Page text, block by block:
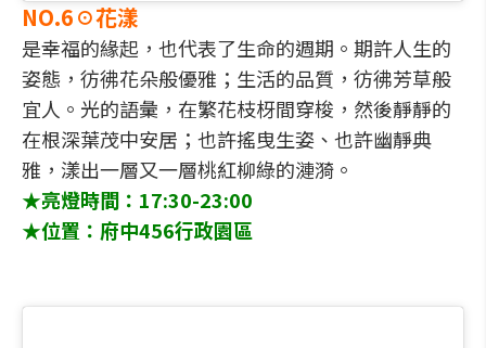
NO.6☉花漾
是幸福的緣起，也代表了生命的週期。期許人生的
姿態，彷彿花朵般優雅；生活的品質，彷彿芳草般
宜人。光的語彙，在繁花枝枒間穿梭，然後靜靜的
在根深葉茂中安居；也許搖曳生姿、也許幽靜典
雅，漾出一層又一層桃紅柳綠的漣漪。
★亮燈時間：17:30-23:00
★位置：府中456行政園區